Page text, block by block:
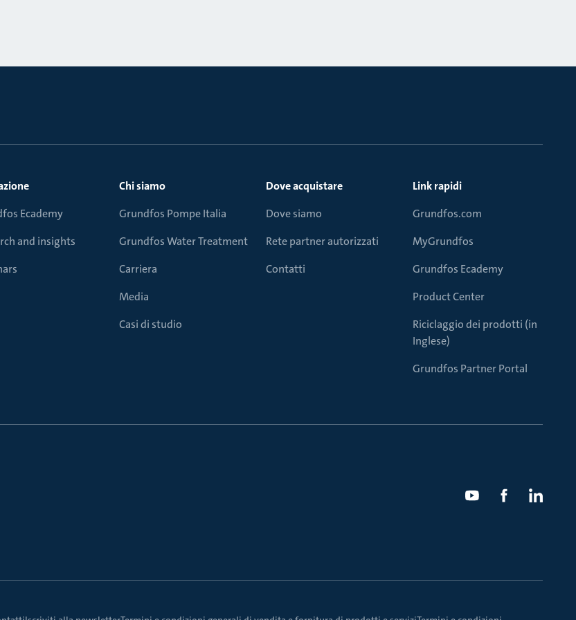
Ecademy
and insights
Chi siamo
Grundfos Pompe Italia
Grundfos Water Treatment
Carriera
Media
Casi di studio
Dove acquistare
Dove siamo
Rete partner autorizzati
Contatti
Link rapidi
Grundfos.com
MyGrundfos
Grundfos Ecademy
Product Center
Riciclaggio dei prodotti (in
Inglese)
Grundfos Partner Portal